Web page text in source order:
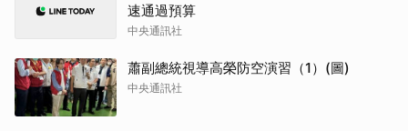
速通過預算
中央通訊社
蕭副總統視導高榮防空演習（1）(圖)
中央通訊社